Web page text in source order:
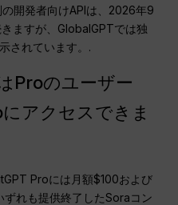
開発者向けAPIは、2026年9
ますが、GlobalGPTでは独
されています。.
Proのユーザー
アクセスできま
Proには月額$100および
れも提供終了したSoraコン